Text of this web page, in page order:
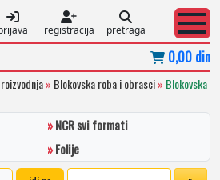
registracija pretraga
0,00 din
» Blokovska roba i obrasci» Blokovska
»NCR svi formati
»Folije